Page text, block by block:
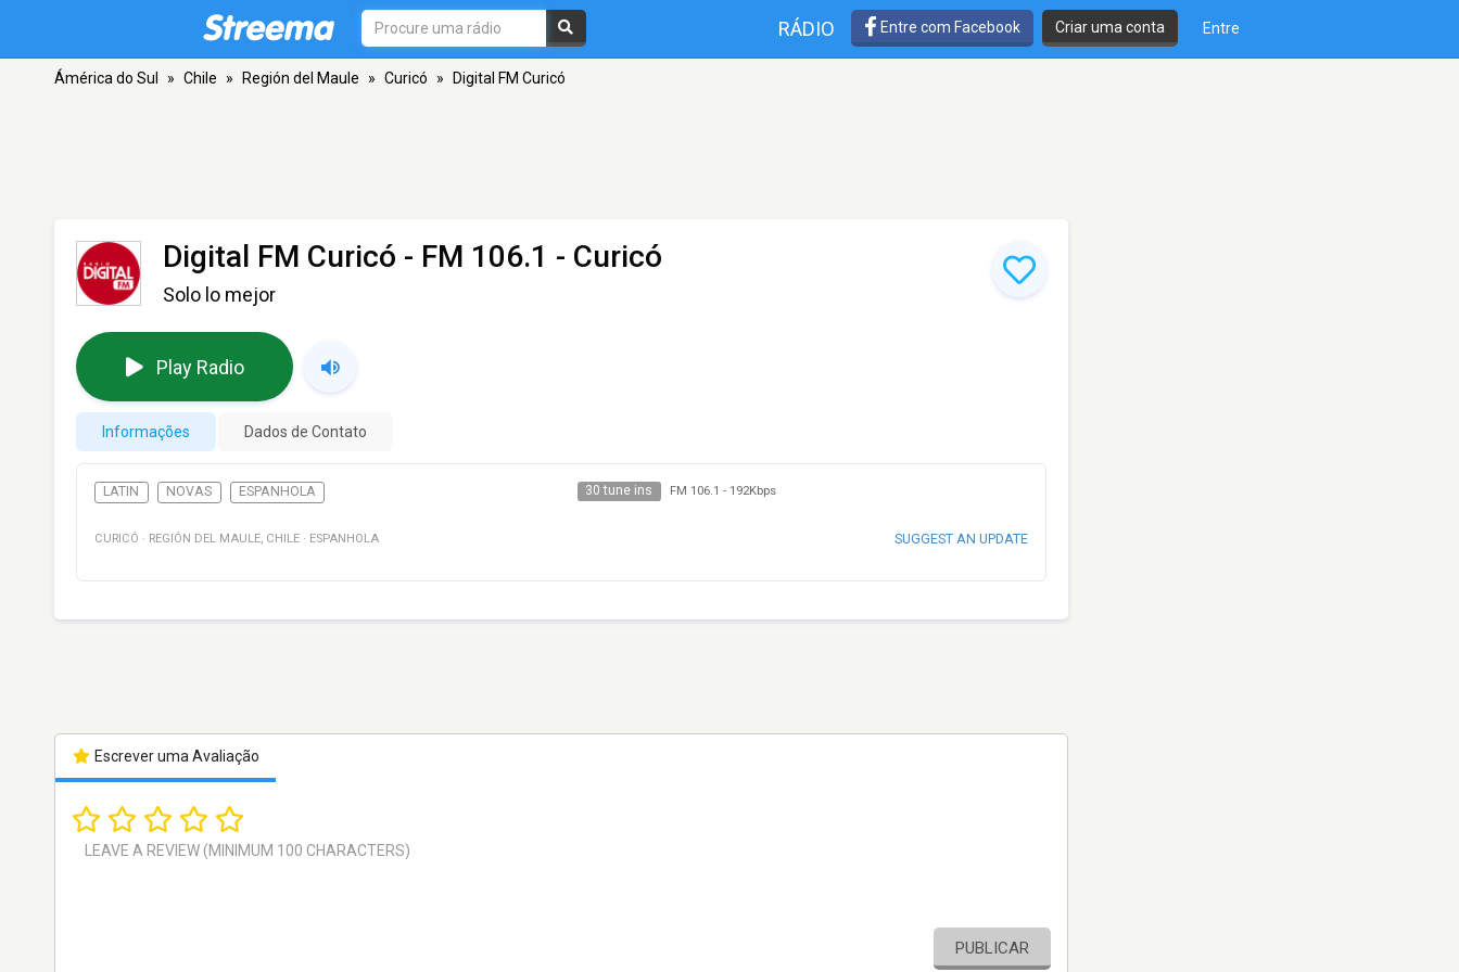
RÁDIO Entre com Facebook Criar uma conta Entre
Ámérica do Sul » Chile » Región del Maule » Curicó » Digital FM Curicó
Digital FM Curicó - FM 106.1 - Curicó
Solo lo mejor
Play Radio
Informações Dados de Contato
LATIN NOVAS ESPANHOLA 30 tune ins FM 106.1 - 192Kbps
CURICÓ · REGIÓN DEL MAULE, CHILE · ESPANHOLA SUGGEST AN UPDATE
Escrever uma Avaliação
PUBLICAR